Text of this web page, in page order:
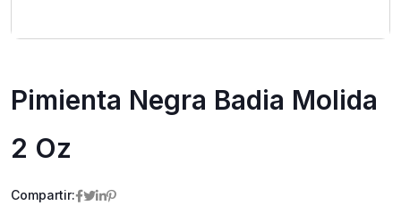
Pimienta Negra Badia Molida
2 Oz
Compartir: